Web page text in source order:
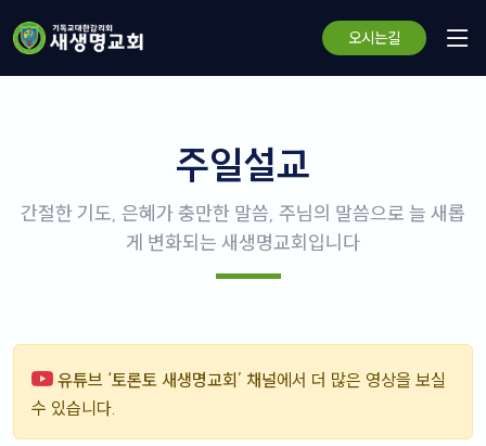
오시는길
주일설교
간절한 기도, 은혜가 충만한 말씀, 주님의 말씀으로 늘 새롭
게 변화되는 새생명교회입니다
유튜브 ‘토론토 새생명교회’ 채널에서 더 많은 영상을 보실
수 있습니다.